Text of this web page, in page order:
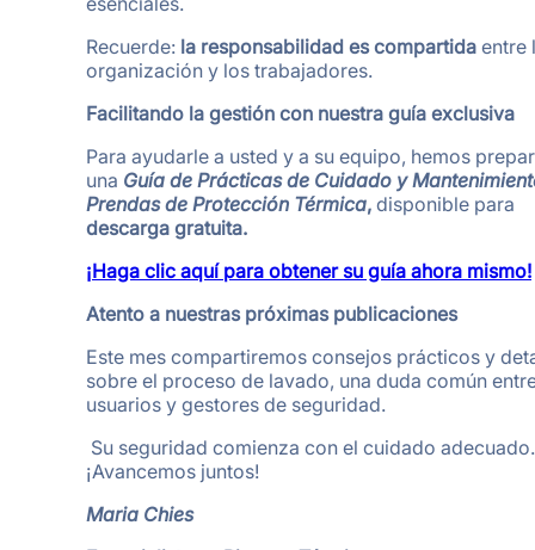
Recuerde: la responsabilidad es compartida entre
organización y los trabajadores.
Facilitando la gestión con nuestra guía exclusiva
Para ayudarle a usted y a su equipo, hemos
una Guía de Prácticas de Cuidado y
Prendas de Protección Térmica, disponible para
descarga gratuita.
¡Haga clic aquí para obtener su guía ahora mismo!
Atento a nuestras próximas publicaciones
Este mes compartiremos consejos prácticos y
sobre el proceso de lavado, una duda común
usuarios y gestores de seguridad.
️ Su seguridad comienza con el cuidado adecuado.
¡Avancemos juntos!
Maria Chies